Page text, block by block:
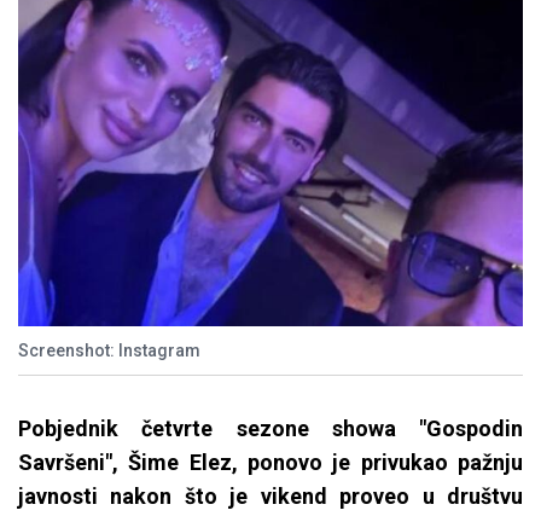
Screenshot: Instagram
Pobjednik četvrte sezone showa "Gospodin
Savršeni", Šime Elez, ponovo je privukao pažnju
javnosti nakon što je vikend proveo u društvu